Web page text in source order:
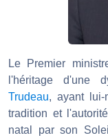
Le Premier
l'héritage d'une
Trudeau, ayant
tradition et
natal par son